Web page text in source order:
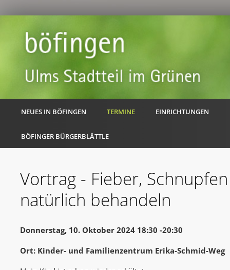
NEUES IN BÖFINGEN TERMINE EINRICHTUNGEN
BÖFINGER BÜRGERBLÄTTLE
Vortrag - Fieber,
natürlich behandeln
Donnerstag, 10. Oktober 2024 18:30 -20:30
Ort: Kinder- und Familienzentrum Erika-Schmid-Weg